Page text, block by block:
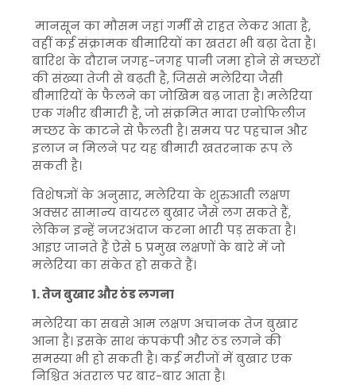
मानसून का मौसम जहां गर्मी से राहत लेकर आता है,
वहीं कई संक्रामक बीमारियों का खतरा भी बढ़ा देता है।
बारिश के दौरान जगह-जगह पानी जमा होने से मच्छरों
की संख्या तेजी से बढ़ती है, जिससे मलेरिया जैसी
बीमारियों के फैलने का जोखिम बढ़ जाता है। मलेरिया
एक गंभीर बीमारी है, जो संक्रमित मादा एनोफिलीज
मच्छर के काटने से फैलती है। समय पर पहचान और
इलाज न मिलने पर यह बीमारी खतरनाक रूप ले
सकती है।
विशेषज्ञों के अनुसार, मलेरिया के शुरुआती लक्षण
अक्सर सामान्य वायरल बुखार जैसे लग सकते हैं,
लेकिन इन्हें नजरअंदाज करना भारी पड़ सकता है।
आइए जानते हैं ऐसे 5 प्रमुख लक्षणों के बारे में जो
मलेरिया का संकेत हो सकते हैं।
1. तेज बुखार और ठंड लगना
मलेरिया का सबसे आम लक्षण अचानक तेज बुखार
आना है। इसके साथ कंपकंपी और ठंड लगने की
समस्या भी हो सकती है। कई मरीजों में बुखार एक
निश्चित अंतराल पर बार-बार आता है।